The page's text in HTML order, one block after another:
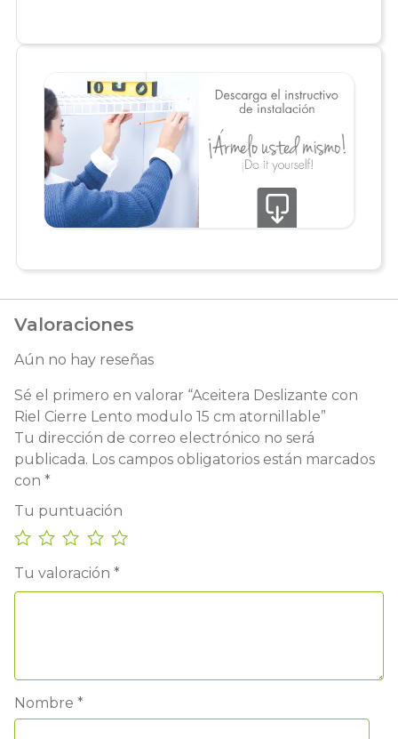
Valoraciones
Aún no hay reseñas
Sé el primero en valorar “Aceitera Deslizante con
Riel Cierre Lento modulo 15 cm atornillable”
Tu dirección de correo electrónico no será
publicada. Los campos obligatorios están marcados
con *
Tu puntuación
Tu valoración *
Nombre *